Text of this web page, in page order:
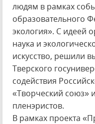
людям в рамках
образовательного
экология». С идеей
наука и
искусство, решили
Тверского
содействия
«Творческий союз»
пленэристов.
В рамках проекта